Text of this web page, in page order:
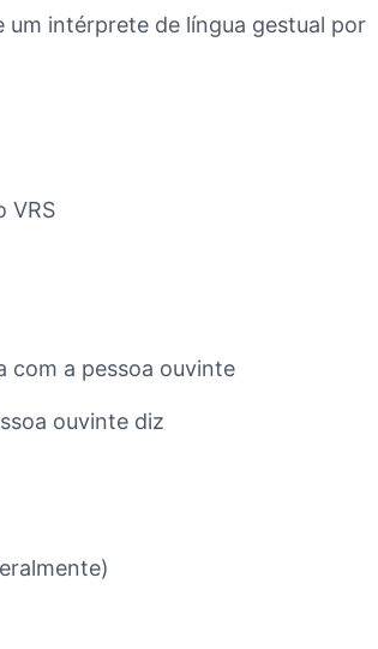
um intérprete de língua gestual por
VRS
com a pessoa ouvinte
ouvinte diz